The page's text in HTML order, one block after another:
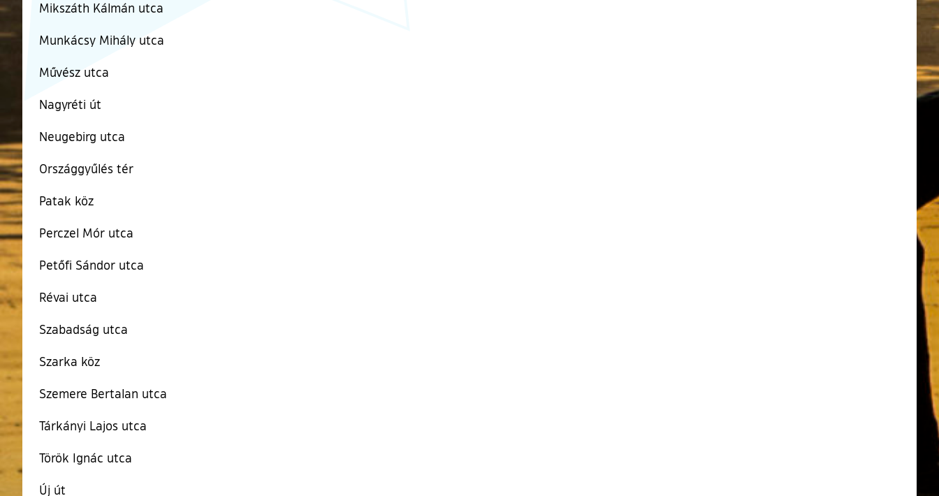
Mikszáth Kálmán utca
Munkácsy Mihály utca
Művész utca
Nagyréti út
Neugebirg utca
Országgyűlés tér
Patak köz
Perczel Mór utca
Petőfi Sándor utca
Révai utca
Szabadság utca
Szarka köz
Szemere Bertalan utca
Tárkányi Lajos utca
Török Ignác utca
Új út